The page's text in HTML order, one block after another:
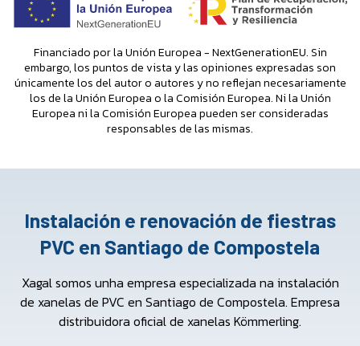
Financiado por la Unión Europea - NextGenerationEU. Sin
embargo, los puntos de vista y las opiniones expresadas son
únicamente los del autor o autores y no reflejan necesariamente
los de la Unión Europea o la Comisión Europea. Ni la Unión
Europea ni la Comisión Europea pueden ser consideradas
responsables de las mismas.
Instalación e renovación de fiestras
PVC en Santiago de Compostela
Xagal somos unha empresa especializada na instalación
de xanelas de PVC en Santiago de Compostela. Empresa
distribuidora oficial de xanelas Kömmerling.